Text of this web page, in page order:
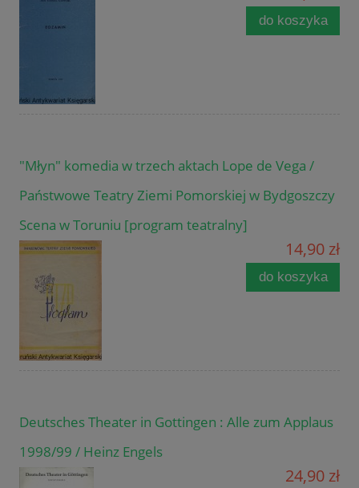
do koszyka
"Młyn" komedia w trzech aktach Lope de Vega /
Państwowe Teatry Ziemi Pomorskiej w Bydgoszczy
Scena w Toruniu [program teatralny]
14,90 zł
do koszyka
Deutsches Theater in Gottingen : Alle zum Applaus
1998/99 / Heinz Engels
24,90 zł